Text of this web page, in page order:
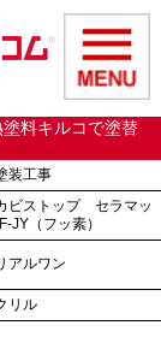
料キルコで塗替
装工事
ビストップ セラマッ
JY（フッ素）
アルワン
リル